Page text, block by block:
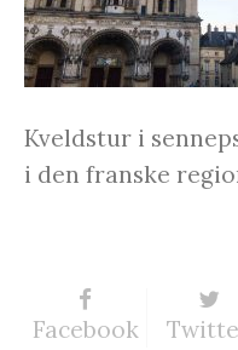
Kveldstur i
i den franske
Facebook